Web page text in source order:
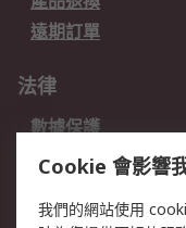
遠期訂單
法律
數據保護
網站條款
Cookie 會影響
我們的網站使用